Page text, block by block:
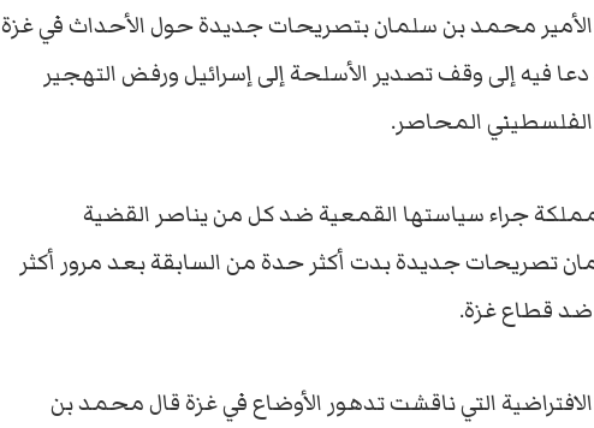
محمد بن سلمان بتصريحات جديدة حول الأحداث في غزة
فيه إلى وقف تصدير الأسلحة إلى إسرائيل ورفض التهجير
المحاصر.
جراء سياستها القمعية ضد كل من يناصر القضية
تصريحات جديدة بدت أكثر حدة من السابقة بعد مرور أكثر
التي ناقشت تدهور الأوضاع في غزة قال محمد بن